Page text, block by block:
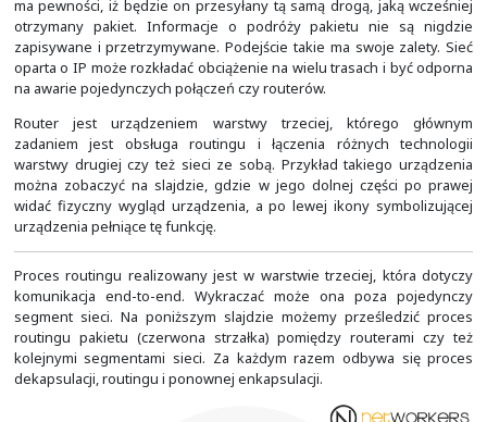
W każdym pakiecie IP zawarte są pełne dane
tam informacje na temat tego skąd (źródłowy
(docelowy adres IP) taki pakiet jest routowany.
niezależną obsługę każdego pakietu, na każdym z
Oznacza to, że gdybyśmy wysłali dwa pakiety do tego
sieci, jeden po drugim, to mogą one podróżować
wyniku tego, mogą one dotrzeć do odbiorcy w
Podobnie w drugą stronę. Dla pakietu wysłanego w
ma pewności, iż będzie on przesyłany tą samą drogą,
otrzymany pakiet. Informacje o podróży pakietu
zapisywane i przetrzymywane. Podejście takie ma
oparta o IP może rozkładać obciążenie na wielu trasach
na awarie pojedynczych połączeń czy routerów.
Router jest urządzeniem warstwy trzeciej,
zadaniem jest obsługa routingu i łączenia